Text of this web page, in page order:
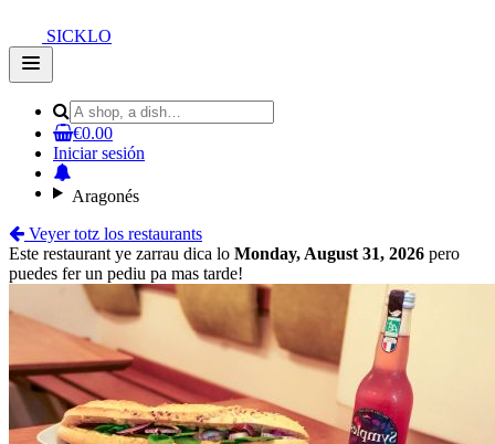
SICKLO
Open
main
€0.00
Iniciar sesión
Aragonés
Veyer totz los restaurants
Este restaurant ye zarrau dica lo Monday, August 31, 2026 pero
puedes fer un pediu pa mas tarde!